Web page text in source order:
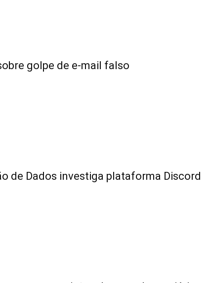
golpe de e-mail falso
de Dados investiga plataforma Discord